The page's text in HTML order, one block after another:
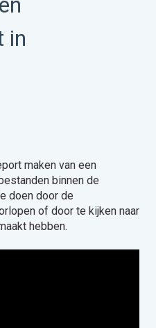
in
maken van een
binnen de
doen door de
of door te kijken naar
hebben.